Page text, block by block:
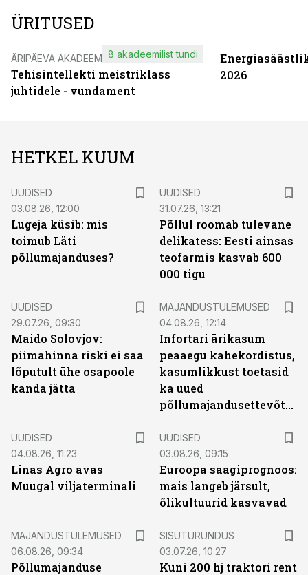
ÜRITUSED
ÄRIPÄEVA AKADEEMIA
Tehisintellekti meistriklass
juhtidele - vundament
8 akadeemilist tundi
2026
HETKEL KUUM
UUDISED
03.08.26, 12:00
Lugeja küsib: mis
toimub Läti
põllumajanduses?
UUDISED
31.07.26, 13:21
Põllul roomab tulevane
delikatess: Eesti ainsas
teofarmis kasvab 600
000 tigu
UUDISED
29.07.26, 09:30
Maido Solovjov:
piimahinna riski ei saa
lõputult ühe osapoole
kanda jätta
MAJANDUSTULEMUSED
04.08.26, 12:14
Infortari ärikasum
peaaegu kahekordistus,
kasumlikkust toetasid
ka uued
põllumajandusettevõtted
UUDISED
04.08.26, 11:23
Linas Agro avas
Muugal viljaterminali
UUDISED
03.08.26, 09:15
Euroopa saagiprognoos:
mais langeb järsult,
õlikultuurid kasvavad
MAJANDUSTULEMUSED
06.08.26, 09:34
Põllumajanduse
SISUTURUNDUS
03.07.26, 10:27
Kuni 200 hj traktori rent